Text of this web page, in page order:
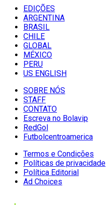
EDIÇÕES
ARGENTINA
BRASIL
CHILE
GLOBAL
MÉXICO
PERU
US ENGLISH
SOBRE NÓS
STAFF
CONTATO
Escreva no Bolavip
RedGol
Futbolcentroamerica
Termos e Condições
Políticas de privacidade
Política Editorial
Ad Choices